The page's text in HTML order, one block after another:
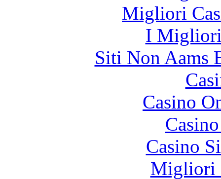
Migliori
I
Siti Non Aams
Casino
Casino
Migliori